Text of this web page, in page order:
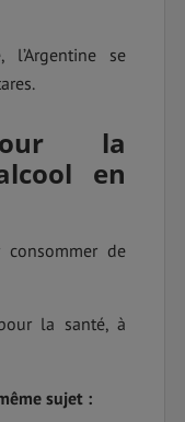
l’Argentine se
la
en
de
la santé, à
sujet :